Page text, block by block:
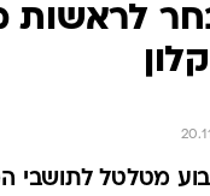
לראשות
מטלטל לתושבי